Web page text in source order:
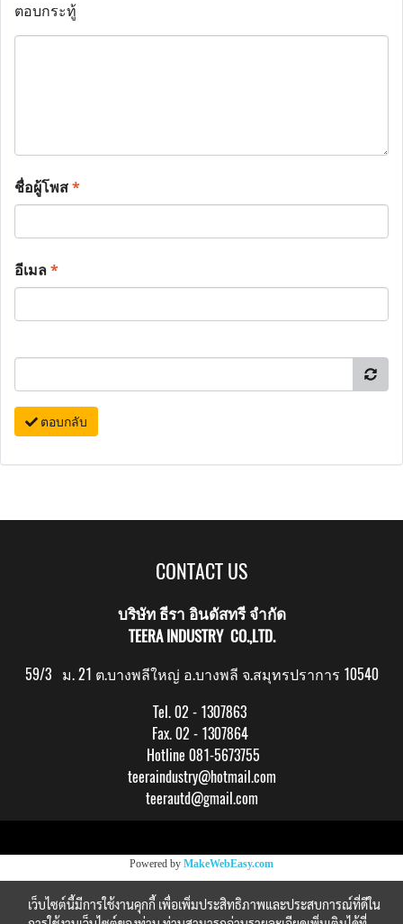
ตอบกระทู้
ชื่อผู้โพส*
อีเมล*
ตอบกลับ
CONTACT US
บริษัท ธีรา อินดัสทรี จำกัด
TEERA INDUSTRY CO.,LTD.
59/3 ม. 21 ต.บางพลีใหญ่ อ.บางพลี จ.สมุทรปราการ 10540
Tel. 02 - 1307863
Fax. 02 - 1307864
Hotline 081-5673755
teeraindustry@hotmail.com
teerautd@gmail.com
Powered by MakeWebEasy.com
เว็บไซต์นี้มีการใช้งานคุกกี้ เพื่อเพิ่มประสิทธิภาพและประสบการณ์ที่ดีใน